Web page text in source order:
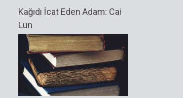
Kağıdı İcat Eden Adam: Cai
Lun